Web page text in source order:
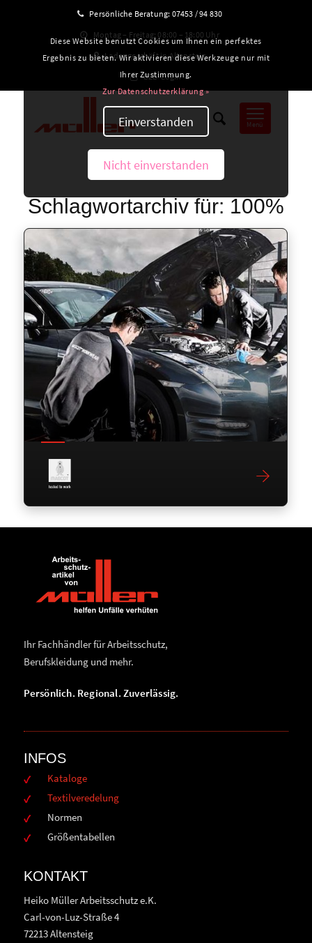
Persönliche Beratung: 07453 / 94 830
Montag – Freitag: 08:00 – 18:00 Uhr
Ladengeschäft in Altensteig
B2B-Login
Menü
Schlagwortarchiv für: 100%
Ihr Fachhändler für Arbeitsschutz,
Berufskleidung und mehr.
Persönlich. Regional. Zuverlässig.
INFOS
Kataloge
Textilveredelung
Normen
Größentabellen
KONTAKT
Heiko Müller Arbeitsschutz e.K.
Carl-von-Luz-Straße 4
72213 Altensteig
Diese Website benutzt Cookies um Ihnen ein perfektes
Ergebnis zu bieten. Wir aktivieren diese Werkzeuge nur mit
Ihrer Zustimmung.
Zur Datenschutzerklärung »
Einverstanden
Nicht einverstanden